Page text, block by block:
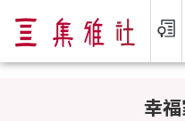
集雅社 GSEVEN —
幸